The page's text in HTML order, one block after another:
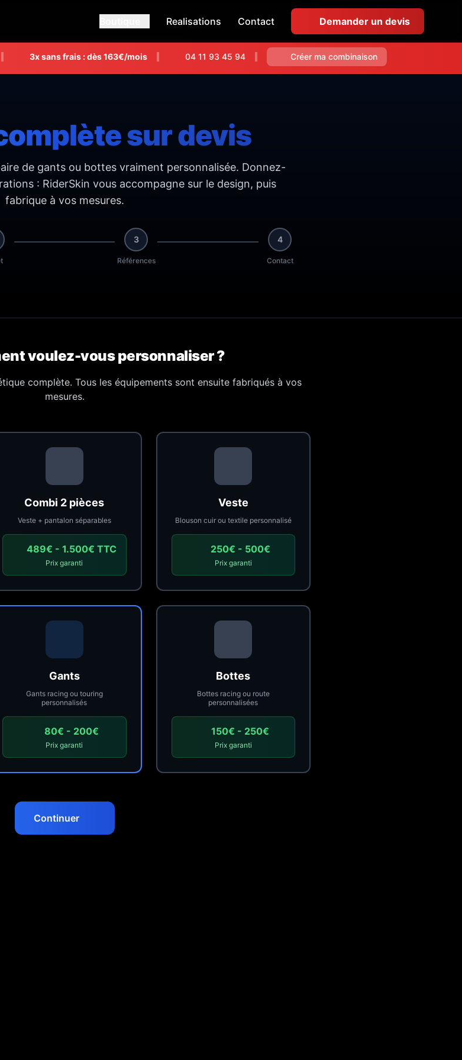
Realisations Contact Demander un devis
3x sans frais : dès 163€/mois 04 11 93 45 94 Créer ma combinaison
sur devis
de gants ou bottes vraiment personnalisée. Donnez-
: RiderSkin vous accompagne sur le design, puis
fabrique à vos mesures.
3
Références
4
Contact
voulez-vous personnaliser ?
complète. Tous les équipements sont ensuite fabriqués à vos
mesures.
Combi 2 pièces
Veste + pantalon séparables
489€ - 1.500€ TTC
Prix garanti
Veste
Blouson cuir ou textile personnalisé
250€ - 500€
Prix garanti
Gants
Gants racing ou touring
personnalisés
80€ - 200€
Prix garanti
Bottes
Bottes racing ou route
personnalisées
150€ - 250€
Prix garanti
Continuer